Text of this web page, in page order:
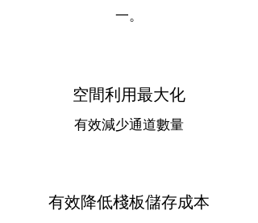
一。
空間利用最大化
有效減少通道數量
有效降低棧板儲存成本